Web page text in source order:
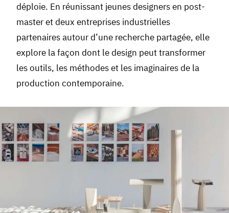
déploie. En réunissant jeunes designers en post-
master et deux entreprises industrielles
partenaires autour d’une recherche partagée, elle
explore la façon dont le design peut transformer
les outils, les méthodes et les imaginaires de la
production contemporaine.